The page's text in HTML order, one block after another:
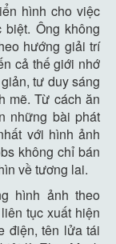
hình cho việc
Ông không
hướng giải trí
cả thế giới nhớ
tư duy sáng
mẽ. Từ cách ăn
những bài phát
với hình ảnh
không chỉ bán
về tương lai.
hình ảnh theo
tục xuất hiện
điện, tên lửa tái